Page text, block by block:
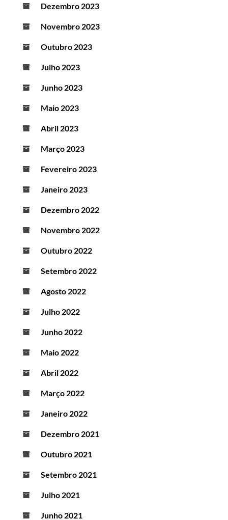
Dezembro 2023
Novembro 2023
Outubro 2023
Julho 2023
Junho 2023
Maio 2023
Abril 2023
Março 2023
Fevereiro 2023
Janeiro 2023
Dezembro 2022
Novembro 2022
Outubro 2022
Setembro 2022
Agosto 2022
Julho 2022
Junho 2022
Maio 2022
Abril 2022
Março 2022
Janeiro 2022
Dezembro 2021
Outubro 2021
Setembro 2021
Julho 2021
Junho 2021